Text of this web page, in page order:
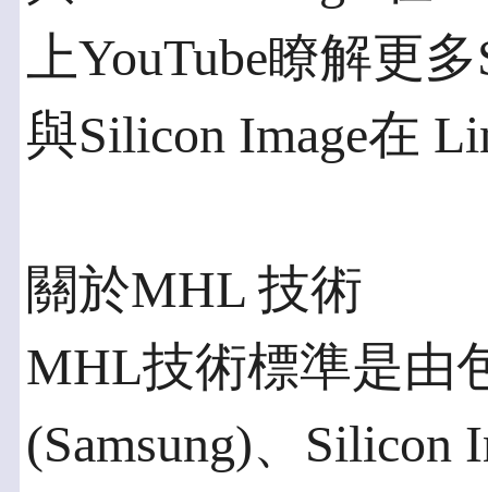
上YouTube瞭解更
與Silicon Image在
關於MHL 技術
MHL技術標準是由
(Samsung)、Silicon